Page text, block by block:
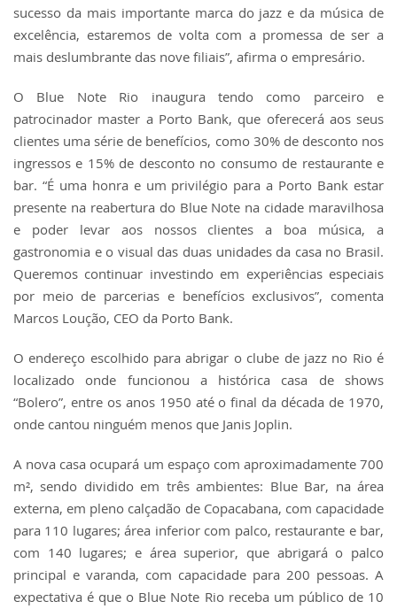
sucesso da mais importante marca do jazz e da música de
excelência, estaremos de volta com a promessa de ser a
mais deslumbrante das nove filiais”, afirma o empresário.
O Blue Note Rio inaugura tendo como parceiro e
patrocinador master a Porto Bank, que oferecerá aos seus
clientes uma série de benefícios, como 30% de desconto nos
ingressos e 15% de desconto no consumo de restaurante e
bar. “É uma honra e um privilégio para a Porto Bank estar
presente na reabertura do Blue Note na cidade maravilhosa
e poder levar aos nossos clientes a boa música, a
gastronomia e o visual das duas unidades da casa no Brasil.
Queremos continuar investindo em experiências especiais
por meio de parcerias e benefícios exclusivos”, comenta
Marcos Loução, CEO da Porto Bank.
O endereço escolhido para abrigar o clube de jazz no Rio é
localizado onde funcionou a histórica casa de shows
“Bolero”, entre os anos 1950 até o final da década de 1970,
onde cantou ninguém menos que Janis Joplin.
A nova casa ocupará um espaço com aproximadamente 700
m², sendo dividido em três ambientes: Blue Bar, na área
externa, em pleno calçadão de Copacabana, com capacidade
para 110 lugares; área inferior com palco, restaurante e bar,
com 140 lugares; e área superior, que abrigará o palco
principal e varanda, com capacidade para 200 pessoas. A
expectativa é que o Blue Note Rio receba um público de 10